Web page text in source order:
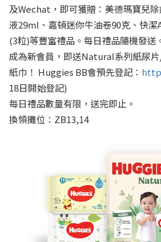
及Wechat，即可獲贈：美德瑪寶兒
液29ml、嘉頓迷你牛油卷90克、快
(3粒)等豐富禮品。每日禮品隨機發
成為新會員，即送Natural系列紙尿
紙巾！ Huggies BB會預先登記：
18日開始登記)
每日禮品數量有限，送完即止。
換領攤位：ZB13,14